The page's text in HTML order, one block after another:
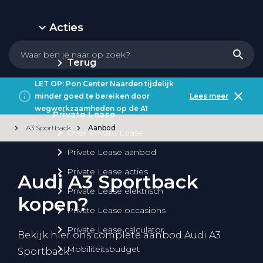
Acties
Terug
Private Lease
Over Private Lease
Private Lease aanbod
Private Lease acties
Private Lease elektrisch
Private Lease occasions
Private Lease calculator
Mobiliteitsbudget
LET OP: Pon Center Naarden tijdelijk
minder goed te bereiken door
wegwerkzaamheden op de A1
Lees meer
A3 Sportback Aanbod
Audi A3 Sportback
kopen?
Bekijk hier ons complete aanbod Audi A3
Sportback.